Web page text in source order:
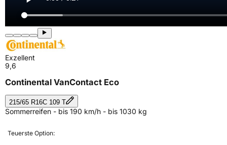
Exzellent
9,6
Continental VanContact Eco
215/65 R16C 109 T
Sommerreifen - bis 190 km/h - bis 1030 kg
Teuerste Option: